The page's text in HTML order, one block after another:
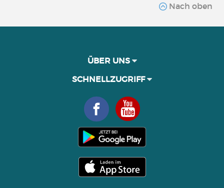
Nach oben
ÜBER UNS
SCHNELLZUGRIFF